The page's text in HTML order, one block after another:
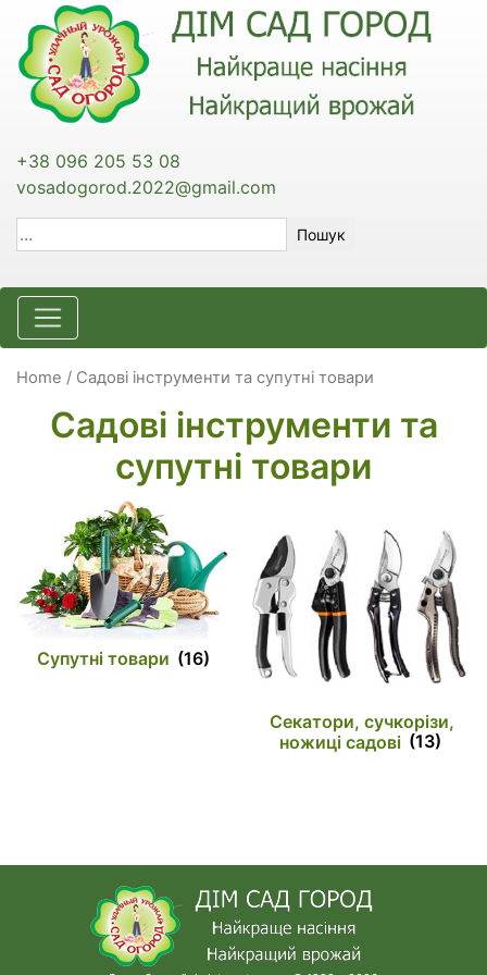
+38 096 205 53 08
vosadogorod.2022@gmail.com
Пошук
Home / Садові інструменти та супутні товари
Садові інструменти та
супутні товари
Супутні товари (16)
Секатори, сучкорізи,
ножиці садові (13)